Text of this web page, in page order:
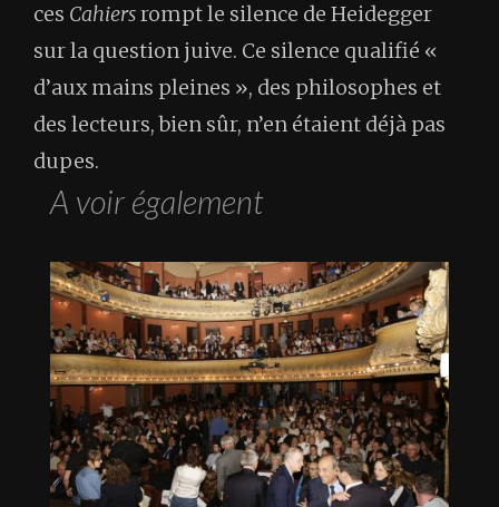
ces Cahiersrompt le silence de Heidegger
sur la question juive. Ce silence qualifié «
d’aux mains pleines », des philosophes et
des lecteurs, bien sûr, n’en étaient déjà pas
dupes.
A voir également